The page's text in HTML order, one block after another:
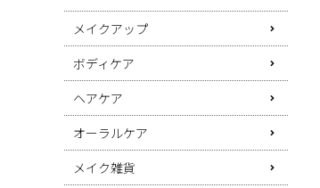
メイクアップ
ボディケア
ヘアケア
オーラルケア
メイク雑貨